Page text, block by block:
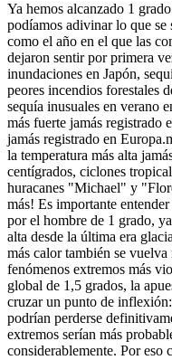
Ya hemos alcanzado 1
podíamos adivinar lo que se
como el año en el que las
dejaron sentir por primera
inundaciones en Japón,
peores incendios forestales
sequía inusuales en verano
más fuerte jamás registrado
jamás registrado en
la temperatura más alta
centígrados, ciclones
huracanes "Michael" y
más! Es importante
por el hombre de 1 grado,
alta desde la última era
más calor también se
fenómenos extremos más
global de 1,5 grados, la
cruzar un punto de
podrían perderse
extremos serían más
considerablemente. Por eso